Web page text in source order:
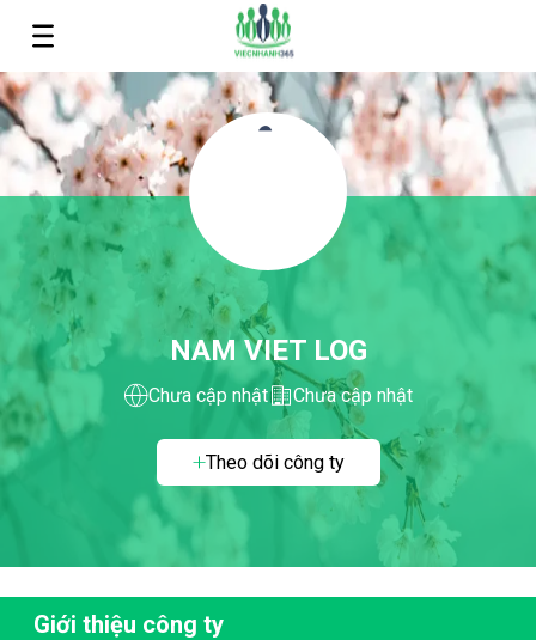
NAM VIET LOG
Chưa cập nhật Chưa cập nhật
Theo dõi công ty
Giới thiệu công ty